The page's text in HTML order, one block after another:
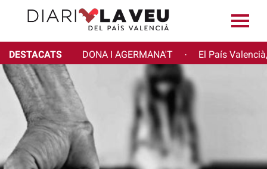
DESTACATS DONA I AGERMANA'T · El País